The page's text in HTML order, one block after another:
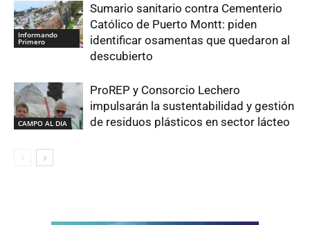
Informando
Primero
Sumario sanitario contra Cementerio
Católico de Puerto Montt: piden
identificar osamentas que quedaron al
descubierto
CAMPO AL DIA
ProREP y Consorcio Lechero
impulsarán la sustentabilidad y gestión
de residuos plásticos en sector lácteo